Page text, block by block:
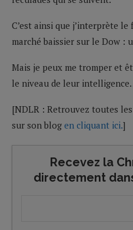
C’est ainsi que j’interprète le
marché baissier sur le Dow :
Mais je peux me tromper et
le niveau de leur
[NDLR : Retrouvez toutes
sur son blog en cliquant ici.]
Recevez la
directement